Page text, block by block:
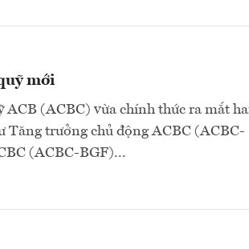
mới
(ACBC) vừa chính thức ra mắt
Tăng trưởng chủ động ACBC (ACBC-
(ACBC-BGF)...